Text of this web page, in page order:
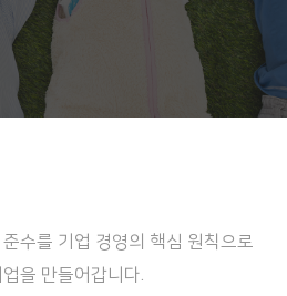
수를 기업 경영의 핵심 원칙으로
을 만들어갑니다.